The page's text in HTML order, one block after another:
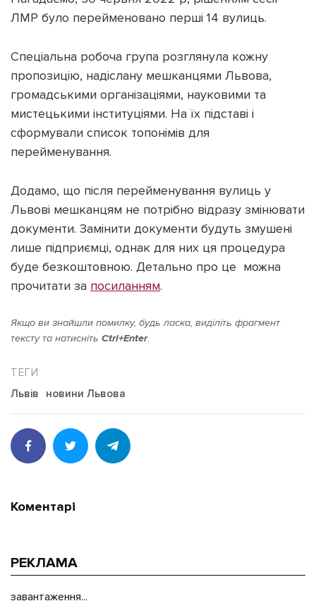
ЛМР було перейменовано перші 14 вулиць.
Спеціальна робоча група розглянула кожну
пропозицію, надіслану мешканцями Львова,
громадськими організаціями, науковими та
мистецькими інституціями. На їх підставі і
сформували список топонімів для
перейменування.
Додамо, що після перейменування вулиць у
Львові мешканцям не потрібно відразу змінювати
документи. Замінити документи будуть змушені
лише підприємці, однак для них ця процедура
буде безкоштовною. Детально про це можна
прочитати за посиланням.
Якщо ви знайшли помилку, будь ласка, виділіть фрагмент
тексту та натисніть Ctrl+Enter.
Львів новини Львова
Коментарі
РЕКЛАМА
завантаження...